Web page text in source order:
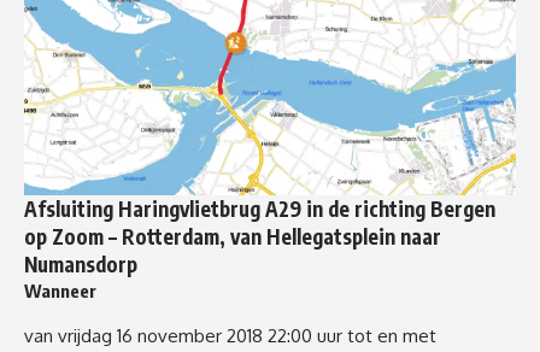
Afsluiting Haringvlietbrug A29 in de richting Bergen
op Zoom – Rotterdam, van Hellegatsplein naar
Numansdorp
Wanneer
van vrijdag 16 november 2018 22:00 uur tot en met